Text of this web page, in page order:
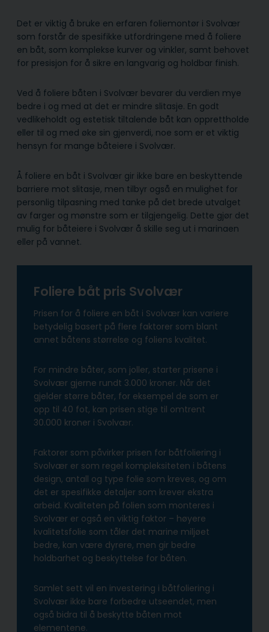
Det er viktig å bruke en erfaren foliemontør i Svolvær
som forstår de spesifikke utfordringene med å foliere
en båt, som komplekse kurver og vinkler, samt behovet
for presisjon for å sikre en langvarig og holdbar finish.
Ved å foliere båten i Svolvær bevarer du verdien mye
bedre i og med at det er mindre slitasje. En godt
vedlikeholdt og estetisk tiltalende båt kan opprettholde
eller til og med øke sin gjenverdi, noe som er et viktig
hensyn for mange båteiere i Svolvær.
Å foliere en båt i Svolvær gir ikke bare en beskyttende
barriere mot slitasje, men tilbyr også en mulighet for
personlig tilpasning med tanke på det brede utvalget
av farger og mønstre som er tilgjengelig. Dette gjør det
mulig for båteiere i Svolvær å skille seg ut i marinaen
eller på vannet.
Foliere båt pris Svolvær
Prisen for å foliere en båt i Svolvær kan variere
betydelig basert på flere faktorer som blant
annet båtens størrelse og foliens kvalitet.
For mindre båter, som joller, starter prisene i
Svolvær gjerne rundt 3.000 kroner. Når det
gjelder større båter, for eksempel de som er
opp til 40 fot, kan prisen stige til omtrent
30.000 kroner i Svolvær.
Faktorer som påvirker prisen for båtfoliering i
Svolvær er som regel kompleksiteten i båtens
design, antall og type folie som kreves, og om
det er spesifikke detaljer som krever ekstra
arbeid. Kvaliteten på folien som monteres i
Svolvær er også en viktig faktor – høyere
kvalitetsfolie som tåler det marine miljøet
bedre, kan være dyrere, men gir bedre
holdbarhet og beskyttelse for båten.
Samlet sett vil en investering i båtfoliering i
Svolvær ikke bare forbedre utseendet, men
også bidra til å beskytte båten mot
elementene.